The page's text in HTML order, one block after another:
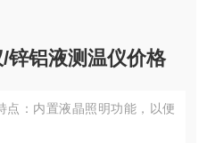
锌铝液测温仪价格
点：内置液晶照明功能，以便